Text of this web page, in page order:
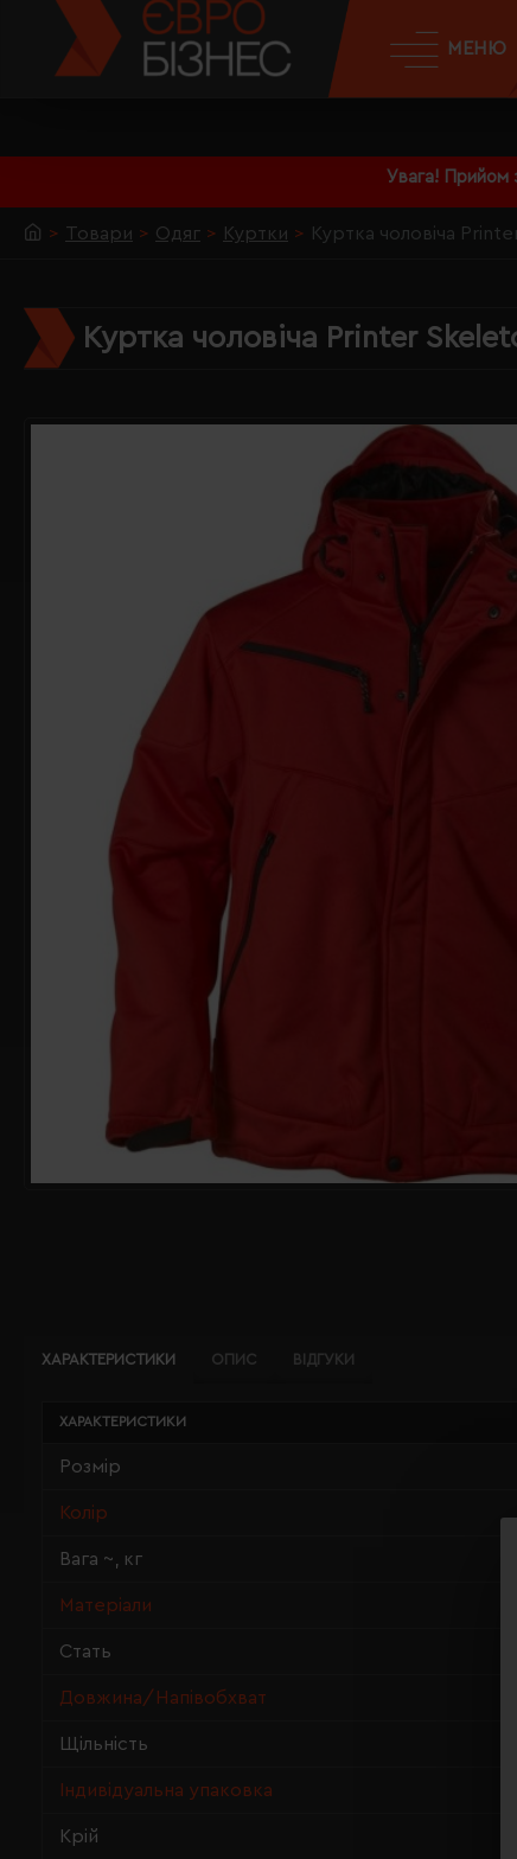
Увага! Прийом
МЕНЮ
Товари Одяг Куртки Куртка чоловіча
Куртка чоловіча Printer
ХАРАКТЕРИСТИКИ ОПИС ВІДГУКИ
ХАРАКТЕРИСТИКИ
Розмір
Колір
Вага ~, кг
Матеріали
Стать
Довжина/Напівобхват
Щільність
Індивідуальна упаковка
Крій